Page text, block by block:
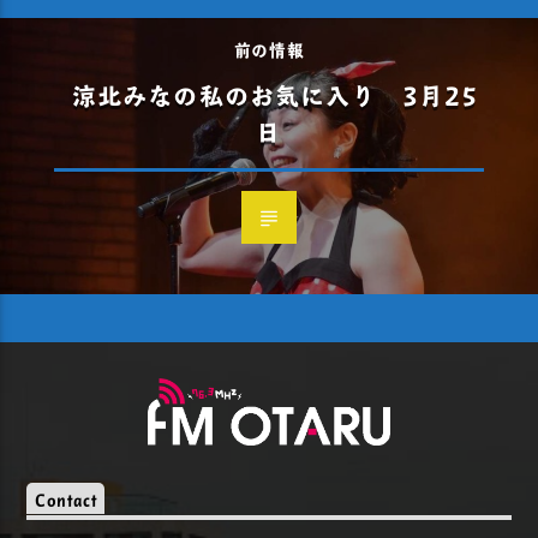
前の情報
涼北みなの私のお気に入り 3月25
日
Contact